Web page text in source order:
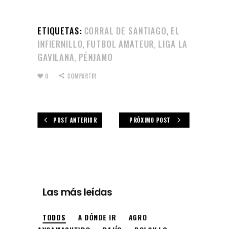
ETIQUETAS: CORRAL DE SANTIAGO, EL
INFIERNILLO, FUTBOL AMATEUR, LIGA LA
GAVILANA, PÉNJAMO
0 COMPARTIR
POST ANTERIOR PRÓXIMO POST
Las más leídas
TODOS A DÓNDE IR
AGRO